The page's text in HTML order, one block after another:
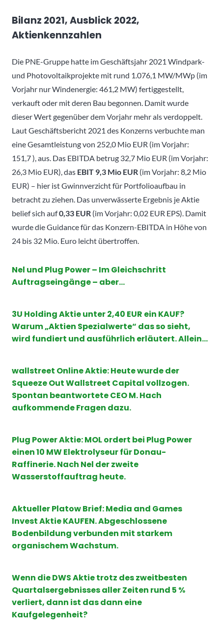
Bilanz 2021, Ausblick 2022,
Aktienkennzahlen
Die PNE-Gruppe hatte im Geschäftsjahr 2021 Windpark-
und Photovoltaikprojekte mit rund 1.076,1 MW/MWp (im
Vorjahr nur Windenergie: 461,2 MW) fertiggestellt,
verkauft oder mit deren Bau begonnen. Damit wurde
dieser Wert gegenüber dem Vorjahr mehr als verdoppelt.
Laut Geschäftsbericht 2021 des Konzerns verbuchte man
eine Gesamtleistung von 252,0 Mio EUR (im Vorjahr:
151,7 ), aus. Das EBITDA betrug 32,7 Mio EUR (im Vorjahr:
26,3 Mio EUR), das EBIT 9,3 Mio EUR (im Vorjahr: 8,2 Mio
EUR) – hier ist Gwinnverzicht für Portfolioaufbau in
betracht zu ziehen. Das unverwässerte Ergebnis je Aktie
belief sich auf0,33 EUR (im Vorjahr: 0,02 EUR EPS). Damit
wurde die Guidance für das Konzern-EBITDA in Höhe von
24 bis 32 Mio. Euro leicht übertroffen.
Nel und Plug Power – Im Gleichschritt
Auftragseingänge – aber…
3U Holding Aktie unter 2,40 EUR ein KAUF?
Warum „Aktien Spezialwerte“ das so sieht,
wird fundiert und ausführlich erläutert. Allein…
wallstreet Online Aktie: Heute wurde der
Squeeze Out Wallstreet Capital vollzogen.
Spontan beantwortete CEO M. Hach
aufkommende Fragen dazu.
Plug Power Aktie: MOL ordert bei Plug Power
einen 10 MW Elektrolyseur für Donau-
Raffinerie. Nach Nel der zweite
Wasserstoffauftrag heute.
Aktueller Platow Brief: Media and Games
Invest Aktie KAUFEN. Abgeschlossene
Bodenbildung verbunden mit starkem
organischem Wachstum.
Wenn die DWS Aktie trotz des zweitbesten
Quartalsergebnisses aller Zeiten rund 5 %
verliert, dann ist das dann eine
Kaufgelegenheit?